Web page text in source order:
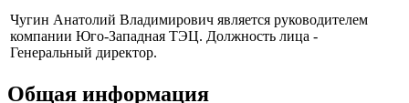
Чугин Анатолий Владимирович является руководителем
компании Юго-Западная ТЭЦ. Должность лица -
Генеральный директор.
Общая информация